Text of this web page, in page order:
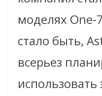
моделях One-
стало быть,
всерьез